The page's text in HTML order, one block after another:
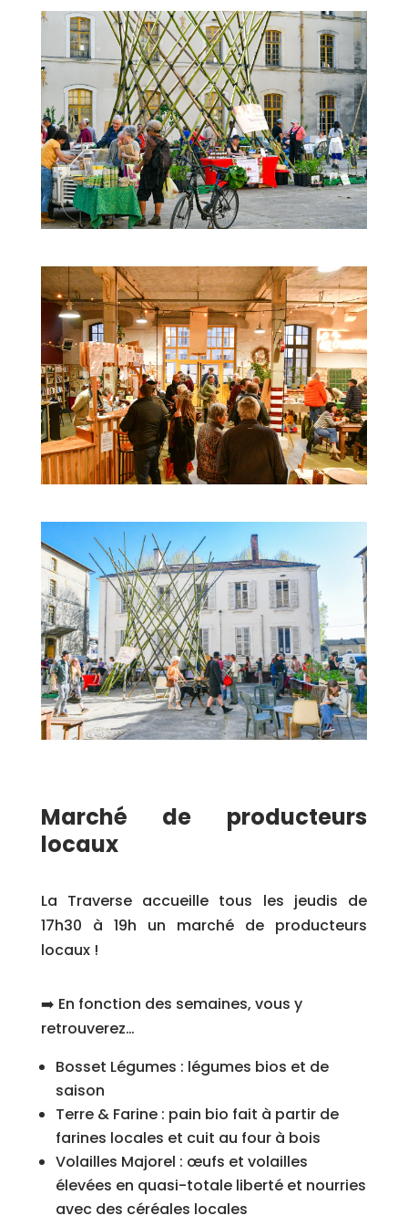
Marché de producteurs
locaux
La Traverse accueille tous les jeudis de
17h30 à 19h un marché de producteurs
locaux !
➡️ En fonction des semaines, vous y
retrouverez…
Bosset Légumes : légumes bios et de
saison
Terre & Farine : pain bio fait à partir de
farines locales et cuit au four à bois
Volailles Majorel : œufs et volailles
élevées en quasi-totale liberté et nourries
avec des céréales locales